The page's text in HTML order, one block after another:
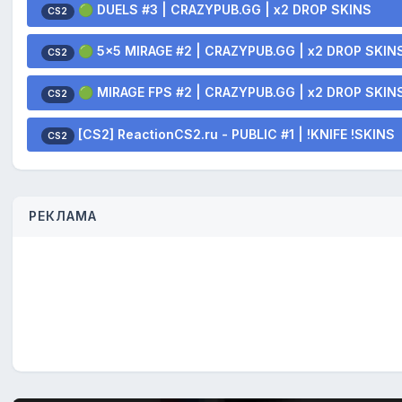
CS2 🟢 DUELS #3 | CRAZYPUB.GG | x2 DROP SKINS
CS2 🟢 5x5 MIRAGE #2 | CRAZYPUB.GG | x2 DROP
CS2 🟢 MIRAGE FPS #2 | CRAZYPUB.GG | x2 DROP
CS2 [CS2] ReactionCS2.ru - PUBLIC #1 | !KNIFE !SKINS
РЕКЛАМА